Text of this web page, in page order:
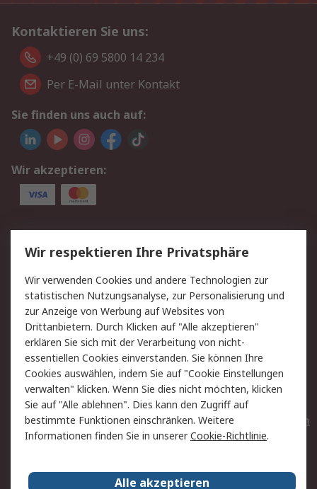
Kontaktieren Sie uns:
+49 (0) 69 5800 14 234
Per E-Mail unter Kontakt
Sie finden uns auch auf:
Wir akzeptieren:
Service
Value Added Services
Lieferlösungen
Rücksendungen
Kontakt
Hilfe
Privatkunden
Rechtliches
AGB
Datenschutz
Cookie-Richtlinie
Zahlungsbedingungen
Copyright/Impressum
Entsorgung
Elektrogeräte/Batterien
RS weltweit
Wir respektieren Ihre Privatsphäre
Wir verwenden Cookies und andere Technologien zur
statistischen Nutzungsanalyse, zur Personalisierung und
zur Anzeige von Werbung auf Websites von
Drittanbietern. Durch Klicken auf "Alle akzeptieren"
erklären Sie sich mit der Verarbeitung von nicht-
essentiellen Cookies einverstanden. Sie können Ihre
Cookies auswählen, indem Sie auf "Cookie Einstellungen
verwalten" klicken. Wenn Sie dies nicht möchten, klicken
Sie auf "Alle ablehnen". Dies kann den Zugriff auf
bestimmte Funktionen einschränken. Weitere
Informationen finden Sie in unsererCookie-Richtlinie.
Alle akzeptieren